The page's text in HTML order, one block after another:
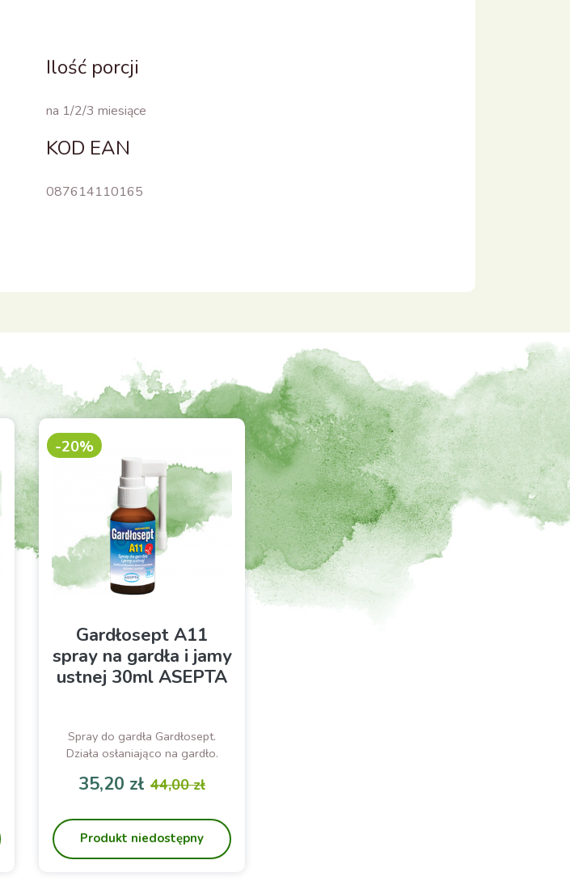
Ilość porcji
na 1/2/3 miesiące
KOD EAN
087614110165
Gardłosept A11
spray na gardła i jamy
ustnej 30ml ASEPTA
Spray do gardła Gardłosept.
Działa osłaniająco na gardło.
35,20 zł 44,00 zł
Produkt niedostępny
-20%